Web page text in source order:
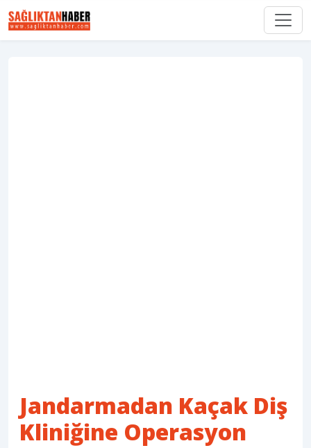
Jandarmadan Kaçak Diş
Kliniğine Operasyon